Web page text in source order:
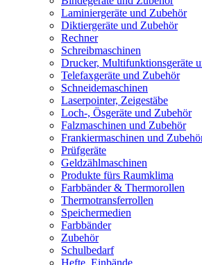
Laminiergeräte und Zubehör
Diktiergeräte und Zubehör
Rechner
Schreibmaschinen
Drucker, Multifunktionsgeräte
Telefaxgeräte und Zubehör
Schneidemaschinen
Laserpointer, Zeigestäbe
Loch-, Ösgeräte und Zubehör
Falzmaschinen und Zubehör
Frankiermaschinen und
Prüfgeräte
Geldzählmaschinen
Produkte fürs Raumklima
Farbbänder & Thermorollen
Thermotransferrollen
Speichermedien
Farbbänder
Zubehör
Schulbedarf